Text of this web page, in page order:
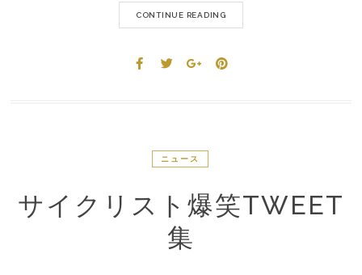
CONTINUE READING
ニュース
サイクリスト爆笑TWEET
集